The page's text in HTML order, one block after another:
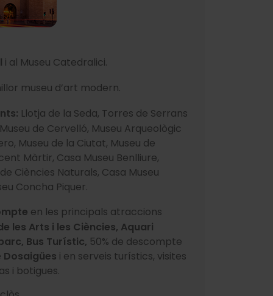
i al Museu Catedralici.
museu d’art modern.
Llotja de la Seda, Torres de Serrans
de Cervelló, Museu Arqueològic
Museu de la Ciutat, Museu de
Màrtir, Casa Museu Benlliure,
Ciències Naturals, Casa Museu
Concha Piquer.
en les principals atraccions
les Arts i les Ciències, Aquari
Bus Turístic, 50% de descompte
Dosaigües i en serveis turístics, visites
i botigues.